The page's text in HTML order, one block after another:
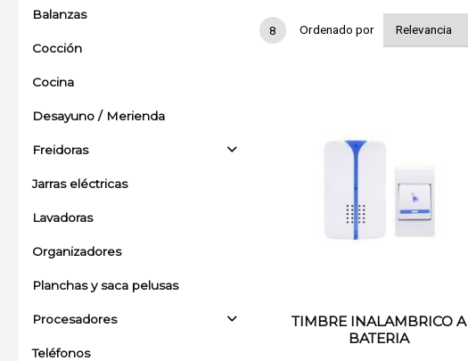
Balanzas
Cocción
Cocina
Desayuno / Merienda
Freidoras
Jarras eléctricas
Lavadoras
Organizadores
Planchas y saca pelusas
Procesadores
Teléfonos
8 Ordenado por
TIMBRE INALAMBRICO A
BATERIA